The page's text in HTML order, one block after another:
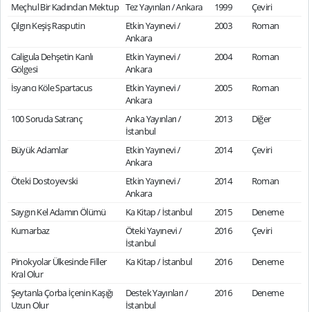
Meçhul Bir Kadından Mektup Tez Yayınları / Ankara 1999
Çeviri
Çılgın Keşiş Rasputin
Etkin Yayınevi /
Ankara
2003 Roman
Caligula Dehşetin Kanlı
Gölgesi
Etkin Yayınevi /
Ankara
2004 Roman
İsyancı Köle Spartacus
Etkin Yayınevi /
Ankara
2005 Roman
100 Soruda Satranç
Anka Yayınları /
İstanbul
2013 Diğer
Büyük Adamlar
Etkin Yayınevi /
Ankara
2014 Çeviri
Öteki Dostoyevski
Etkin Yayınevi /
Ankara
2014 Roman
Saygın Kel Adamın Ölümü Ka Kitap / İstanbul 2015
Deneme
Kumarbaz
Öteki Yayınevi /
İstanbul
2016 Çeviri
Pinokyolar Ülkesinde Filler
Kral Olur
Ka Kitap / İstanbul 2016 Deneme
Şeytanla Çorba İçenin Kaşığı
Uzun Olur
Destek Yayınları /
İstanbul
2016 Deneme